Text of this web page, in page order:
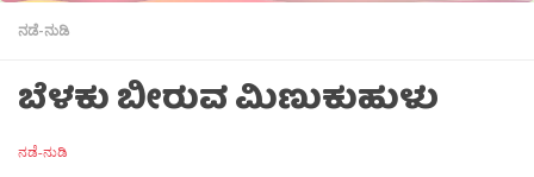
ನಡೆ-ನುಡಿ
ಬೆಳಕು ಬೀರುವ ಮಿಣುಕುಹುಳು
ನಡೆ-ನುಡಿ